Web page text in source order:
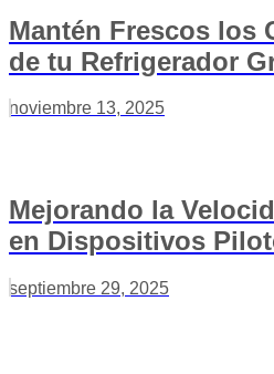
Mantén Frescos los
de tu Refrigerador
noviembre 13, 2025
Mejorando la
en Dispositivos
septiembre 29, 2025